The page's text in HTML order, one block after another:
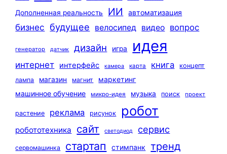
Дополненная реальность ИИ автоматизация
бизнес будущее велосипед видео вопрос
генератор датчик дизайн игра идея
интернет интерфейс камера карта книга
концепт
лампа
магазин магнит
маркетинг
машинное обучение
микро-идея музыка поиск проект
растение реклама рисунок робот
робототехника сайт светодиод сервис
сервомашинка стартап стимпанк тренд